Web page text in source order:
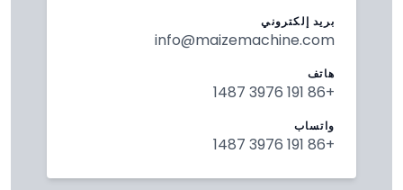
بريد إلكتروني
info@maizemachine.com
هاتف
+86 191 3976 1487
واتساب
+86 191 3976 1487